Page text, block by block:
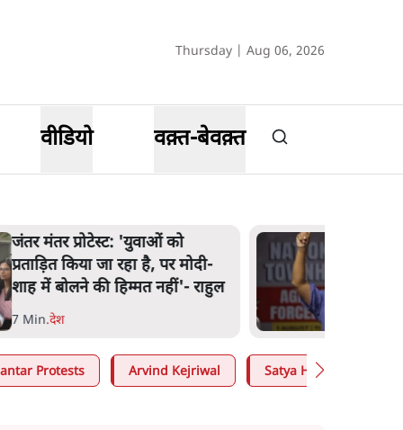
Thursday | Aug 06, 2026
वीडियो वक़्त-बेवक़्त
जंतर मंतर प्रोटेस्ट: 'युवाओं को
प्रताड़ित किया जा रहा है, पर मोदी-
शाह में बोलने की हिम्मत नहीं'- राहुल
7 Min.देश
Protests Arvind Kejriwal Satya Hindi